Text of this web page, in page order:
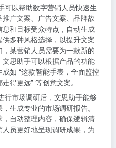
可以帮助数字营销人员快速生
广文案、广告文案、品牌故
和目标受众特点，自动生成
多种风格选择，以提升文案
某营销人员需要为一款新的
思助手可以根据产品的功能
如 “这款智能手表，全面监控
得更远” 等创意文案。
行市场调研后，文思助手能够
生成专业的市场调研报告。
自动整理内容，确保逻辑清
员更好地呈现调研成果，为